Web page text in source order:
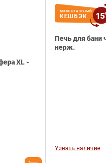
МОМЕНТАЛЬНЫЙ
КЕШБЭК 15
Печь для бани чугунная
нерж.
Узнать наличие